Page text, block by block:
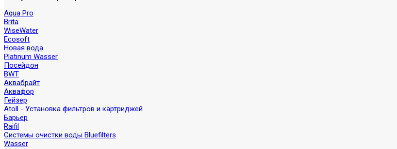
Aqua Pro
Brita
WiseWater
Ecosoft
Новая вода
Platinum Wasser
Посейдон
BWT
Аквабрайт
Аквафор
Гейзер
Atoll - Установка фильтров и картриджей
Барьер
Raifil
Системы очистки воды Bluefilters
Wasser